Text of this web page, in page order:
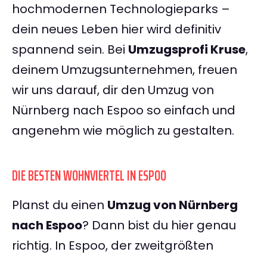
hochmodernen Technologieparks –
dein neues Leben hier wird definitiv
spannend sein. Bei Umzugsprofi Kruse,
deinem Umzugsunternehmen, freuen
wir uns darauf, dir den Umzug von
Nürnberg nach Espoo so einfach und
angenehm wie möglich zu gestalten.
DIE BESTEN WOHNVIERTEL IN ESPOO
Planst du einen Umzug von Nürnberg
nach Espoo? Dann bist du hier genau
richtig. In Espoo, der zweitgrößten